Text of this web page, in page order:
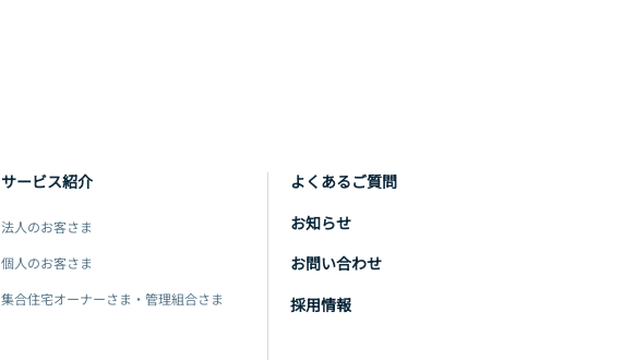
サービス紹介
法人のお客さま
個人のお客さま
集合住宅オーナーさま・管理組合さま
よくあるご質問
お知らせ
お問い合わせ
採用情報